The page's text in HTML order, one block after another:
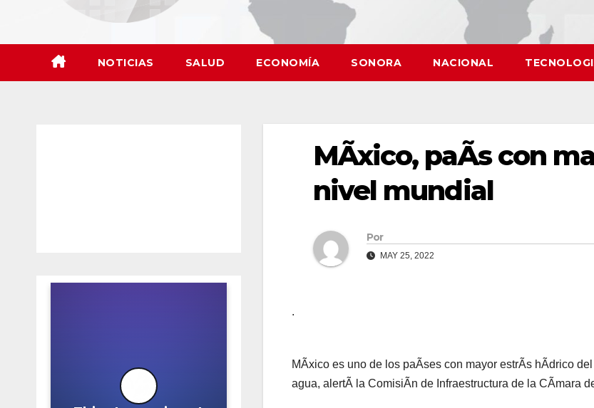
NOTICIAS SALUD ECONOMÍA SONORA NACIONAL
MÃxico, paÃs con
nivel mundial
Por
MAY 25, 2022
.
MÃxico es uno de los paÃses con mayor estrÃs hÃdrico
agua, alertÃ la ComisiÃn de Infraestructura de la CÃmara